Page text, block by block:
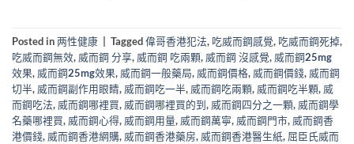
Posted in两性健康 Tagged偉哥香港犯法, 吃威而鋼感覺, 吃威而鋼死掉,
吃威而鋼無效, 威而鋼 分享, 威而鋼 吃兩顆, 威而鋼 沒感覺, 威而鋼25mg
效果, 威而鋼25mg效果, 威而鋼一般藥局, 威而鋼價格, 威而鋼價錢, 威而鋼
切半, 威而鋼副作用眼睛, 威而鋼吃一半, 威而鋼吃兩顆, 威而鋼吃半顆, 威
而鋼吃法, 威而鋼哪裡買, 威而鋼哪裡買的到, 威而鋼四分之一顆, 威而鋼學
名藥哪裡買, 威而鋼心得, 威而鋼用量, 威而鋼萬寧, 威而鋼門市, 威而鋼香
港價錢, 威而鋼香港網購, 威而鋼香港藥房, 威而鋼香港醫生紙, 屈臣氏威而